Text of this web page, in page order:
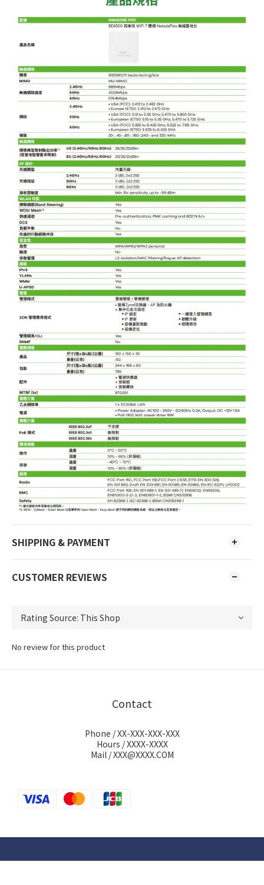
SHIPPING & PAYMENT
CUSTOMER REVIEWS
No review for this product
Contact
Phone / XX-XXX-XXX-XXX
Hours / XXXX-XXXX
Mail / XXX@XXXX.COM